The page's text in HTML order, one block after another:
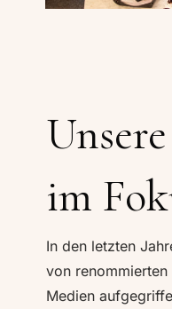
im
In den letzten
von renommierten
Medien